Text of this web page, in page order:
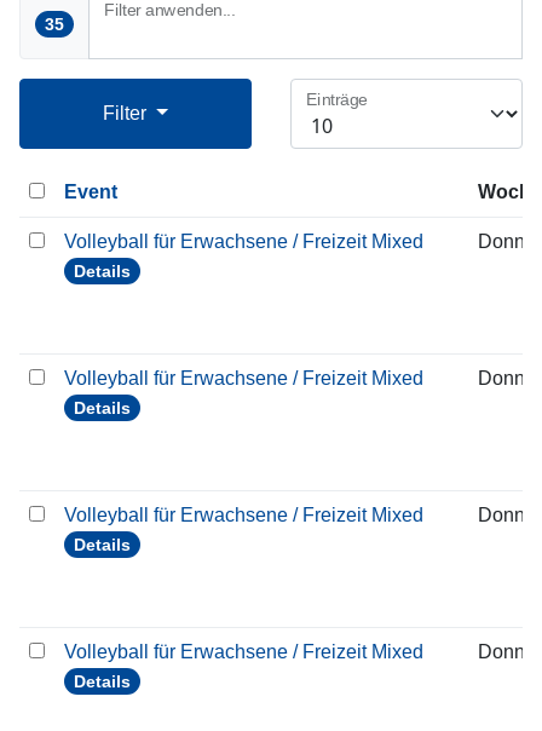
35
Filter anwenden...
Filter
Einträge
Event
Volleyball für Erwachsene / Freizeit Mixed
Details
Volleyball für Erwachsene / Freizeit Mixed
Details
Volleyball für Erwachsene / Freizeit Mixed
Details
Volleyball für Erwachsene / Freizeit Mixed
Details